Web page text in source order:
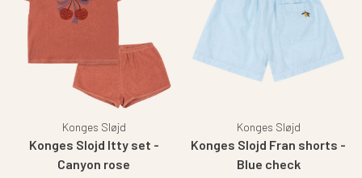
Konges Sløjd
Konges Slojd Itty set -
Canyon rose
Konges Sløjd
Konges Slojd Fran shorts -
Blue check